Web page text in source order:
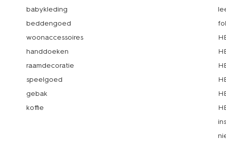
babykleding
beddengoed
woonaccessoires
handdoeken
raamdecoratie
speelgoed
gebak
koffie